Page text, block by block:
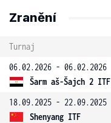
Zranění
Turnaj
06.02.2026 - 06.02.2026
Šarm aš-Šajch 2 ITF
18.09.2025 - 22.09.2025
Shenyang ITF